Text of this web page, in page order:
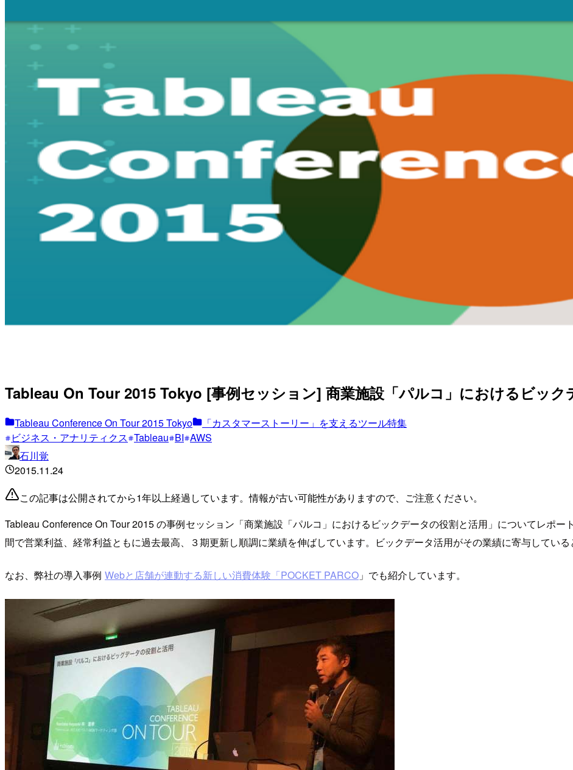
Tableau On Tour 2015 Tokyo [事例セッション] 商業施設「パルコ」におけるビック
Tableau Conference On Tour 2015 Tokyo
「カスタマーストーリー」を支えるツール特集
ビジネス・アナリティクス Tableau BI AWS
石川覚
2015.11.24
この記事は公開されてから1年以上経過しています。情報が古い可能性がありますので、ご注意ください。
Tableau Conference On Tour 2015 の事例セッション「商業施設「パルコ」におけるビックデータの役割と活用」についてレポ
間で営業利益、経常利益ともに過去最高、３期更新し順調に業績を伸ばしています。ビックデータ活用がその業績に寄与している
なお、弊社の導入事例 Webと店舗が連動する新しい消費体験「POCKET PARCO 」でも紹介しています。